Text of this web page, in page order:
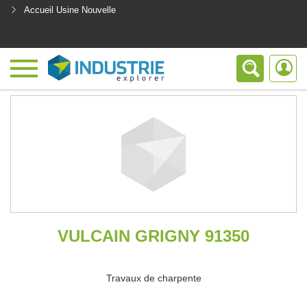
Accueil Usine Nouvelle
VULCAIN GRIGNY 91350
Travaux de charpente